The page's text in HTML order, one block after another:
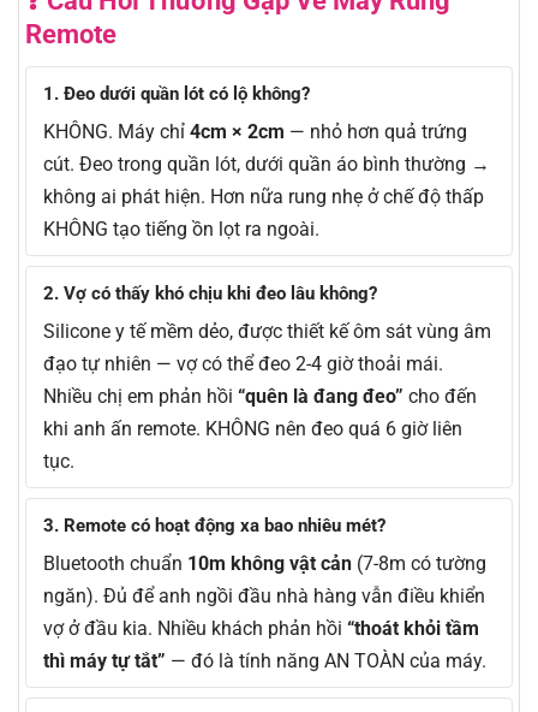
Remote
1. Đeo dưới quần lót có lộ không?
KHÔNG. Máy chỉ 4cm × 2cm — nhỏ hơn quả trứng
cút. Đeo trong quần lót, dưới quần áo bình thường →
không ai phát hiện. Hơn nữa rung nhẹ ở chế độ thấp
KHÔNG tạo tiếng ồn lọt ra ngoài.
2. Vợ có thấy khó chịu khi đeo lâu không?
Silicone y tế mềm dẻo, được thiết kế ôm sát vùng âm
đạo tự nhiên — vợ có thể đeo 2-4 giờ thoải mái.
Nhiều chị em phản hồi “quên là đang đeo” cho đến
khi anh ấn remote. KHÔNG nên đeo quá 6 giờ liên
tục.
3. Remote có hoạt động xa bao nhiêu mét?
Bluetooth chuẩn 10m không vật cản (7-8m có tường
ngăn). Đủ để anh ngồi đầu nhà hàng vẫn điều khiển
vợ ở đầu kia. Nhiều khách phản hồi “thoát khỏi tầm
thì máy tự tắt” — đó là tính năng AN TOÀN của máy.